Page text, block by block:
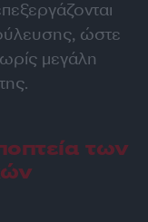
ώστε
μεγάλη
των